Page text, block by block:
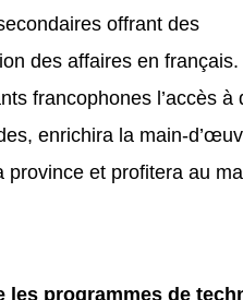
offrant des
des affaires en français.
francophones l’accès à
enrichira la main-
province et profitera au
les programmes de